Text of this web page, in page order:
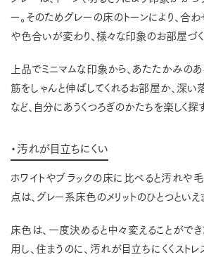
ー。そのためグレーの床のトーンにより、合
や色合いが変わり、様々な印象のお部屋づく
上品でミニマムな印象から、あたたかみの
筋をしゃんと伸ばしてくれるお部屋か、深
など、自分にあうくつろぎのかたちを楽しく探
・汚れが目立ちにくい
ホワイトやブラックの床に比べると汚れや
点は、グレー系床色のメリットのひとつといえ
床色は、一度決めると中々変えることがで
用し、住まうのに、汚れが目立ちにくくスト